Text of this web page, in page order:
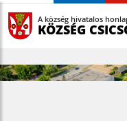
A község hivatalos
KÖZSÉG